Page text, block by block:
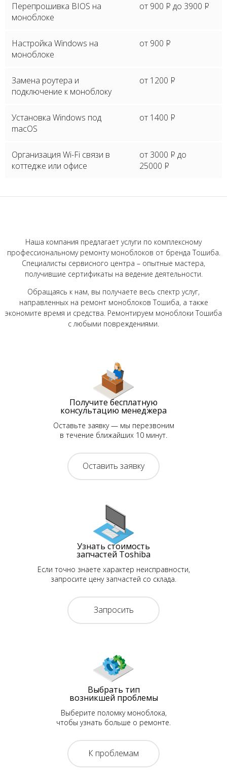
Перепрошивка BIOS на
моноблоке
от 900 P до 3900 P
Настройка Windows на
моноблоке
от 900 P
Замена роутера и
подключение к моноблоку
от 1200 P
Установка Windows под
macOS
от 1400 P
Организация Wi-Fi связи в
коттедже или офисе
от 3000 P до
25000 P
Наша компания предлагает услуги по комплексному
профессиональному ремонту моноблоков от бренда Тошиба.
Специалисты сервисного центра – опытные мастера,
получившие сертификаты на ведение деятельности.
Обращаясь к нам, вы получаете весь спектр услуг,
направленных на ремонт моноблоков Тошиба, а также
экономите время и средства. Ремонтируем моноблоки Тошиба
с любыми повреждениями.
Получите бесплатную
консультацию менеджера
Оставьте заявку — мы перезвоним
в течение ближайших 10 минут.
Оставить заявку
Узнать стоимость
запчастей Toshiba
Если точно знаете характер неисправности,
запросите цену запчастей со склада.
Запросить
Выбрать тип
возникшей проблемы
Выберите поломку моноблока,
чтобы узнать больше о ремонте.
К проблемам